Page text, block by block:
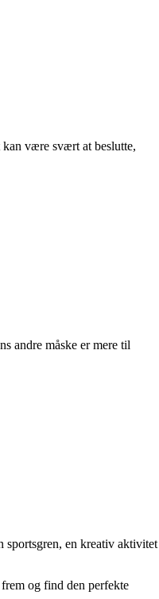
være svært at beslutte,
andre måske er mere til
sportsgren, en kreativ aktivitet
og find den perfekte